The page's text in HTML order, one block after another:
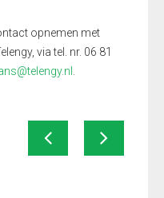
opnemen met
via tel. nr. 06 81